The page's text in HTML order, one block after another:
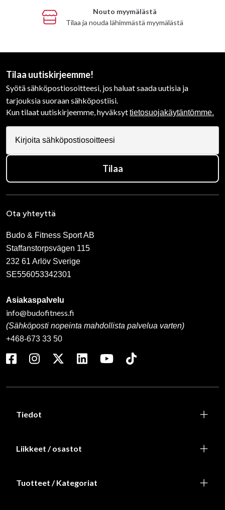
Nouto myymälästä
Tilaa ja nouda lähimmästä myymälästä
Tilaa uutiskirjeemme!
Syötä sähköpostiosoitteesi, jos haluat saada uutisia ja
tarjouksia suoraan sähköpostiisi.
Kun tilaat uutiskirjeemme, hyväksyttietosuojakäytäntömme.
Tilaa
Ota yhteyttä
Budo & Fitness Sport AB
Staffanstorpsvägen 115
232 61 Arlöv Sverige
SE556053342301
Asiakaspalvelu
info@budofitness.fi
(Sähköposti nopeinta mahdollista palvelua varten)
+468-673 33 50
Tiedot
Liikkeet / osastot
Tuotteet / Kategoriat